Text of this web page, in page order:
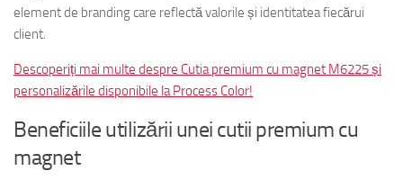
element de branding care reflectă valorile și identitatea fiecărui
client.
Descoperiți mai multe despre Cutia premium cu magnet M6225 și
personalizările disponibile la Process Color!
Beneficiile utilizării unei cutii premium cu
magnet